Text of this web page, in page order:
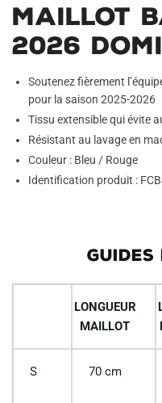
Maillot
2026
Soutenez fièrement
pour la saison 2025-2026
Tissu extensible qui évite
Résistant au lavage en
Couleur : Bleu / Rouge
Identification produit :
GUIDES
LONGUEUR
MAILLOT
S 70 cm